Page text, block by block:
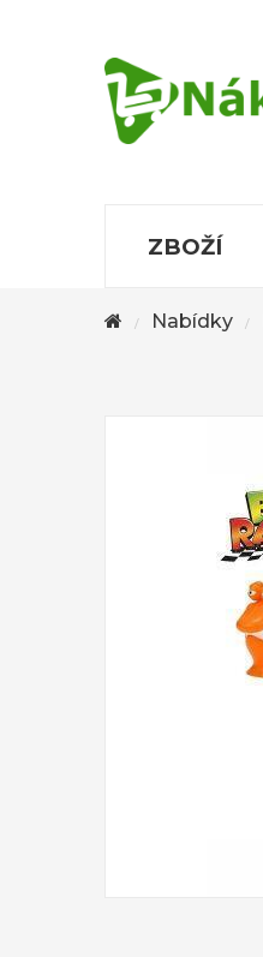
ZBOŽÍ
/ Nabídky /